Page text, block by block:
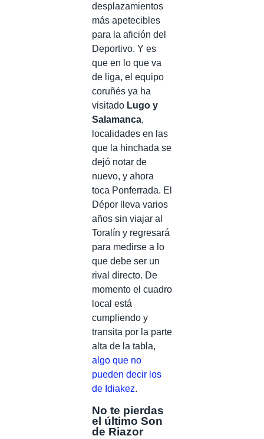
desplazamientos
más apetecibles
para la afición del
Deportivo. Y es
que en lo que va
de liga, el equipo
coruñés ya ha
visitado Lugo y
Salamanca,
localidades en las
que la hinchada se
dejó notar de
nuevo, y ahora
toca Ponferrada. El
Dépor lleva varios
años sin viajar al
Toralín y regresará
para medirse a lo
que debe ser un
rival directo. De
momento el cuadro
local está
cumpliendo y
transita por la parte
alta de la tabla,
algo que no
pueden decir los
de Idiakez.
No te pierdas
el último Son
de Riazor